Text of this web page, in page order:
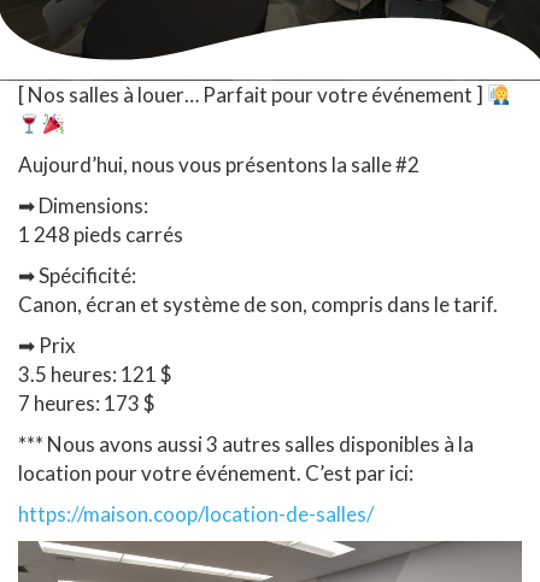
[ Nos salles à louer… Parfait pour votre événement ]
Aujourd’hui, nous vous présentons la salle #2
➡Dimensions:
1 248 pieds carrés
➡Spécificité:
Canon, écran et système de son, compris dans le tarif.
➡ Prix
3.5 heures: 121 $
7 heures: 173 $
*** Nous avons aussi 3 autres salles disponibles à la
location pour votre événement. C’est par ici:
https://maison.coop/location-de-salles/